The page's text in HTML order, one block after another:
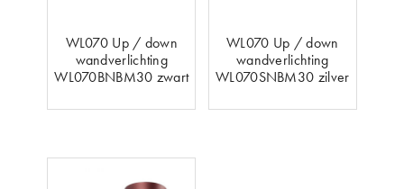
WL070 Up / down
wandverlichting
WL070BNBM30 zwart
WL070 Up / down
wandverlichting
WL070SNBM30 zilver